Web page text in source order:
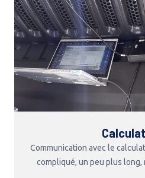
Communication avec le
compliqué, un peu plus long,